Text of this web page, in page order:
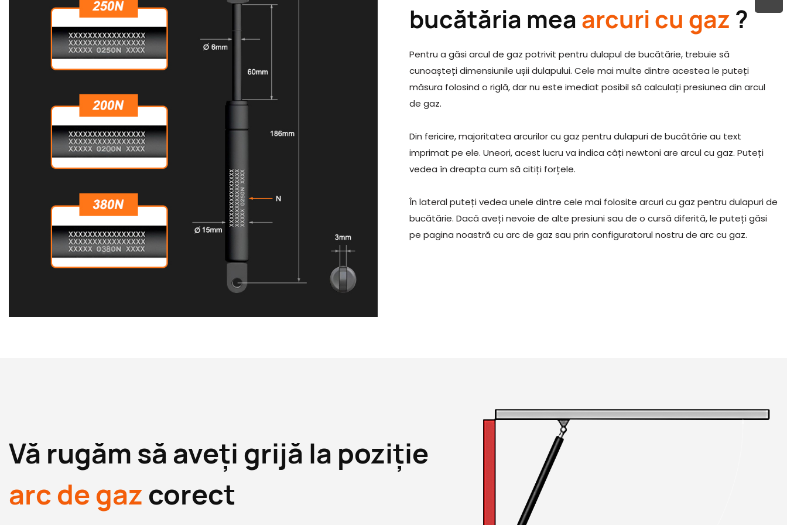
bucătăria meaarcuri cu gaz?
Pentru a găsi arcul de gaz potrivit pentru dulapul de bucătărie, trebuie să
cunoașteți dimensiunile ușii dulapului. Cele mai multe dintre acestea le puteți
măsura folosind o riglă, dar nu este imediat posibil să calculați presiunea din arcul
de gaz.
Din fericire, majoritatea arcurilor cu gaz pentru dulapuri de bucătărie au text
imprimat pe ele. Uneori, acest lucru va indica câți newtoni are arcul cu gaz. Puteți
vedea în dreapta cum să citiți forțele.
În lateral puteți vedea unele dintre cele mai folosite arcuri cu gaz pentru dulapuri de
bucătărie. Dacă aveți nevoie de alte presiuni sau de o cursă diferită, le puteți găsi
pe pagina noastră cu arc de gaz sau prin configuratorul nostru de arc cu gaz.
Vă rugăm să aveți grijă la poziție
arc de gazcorect